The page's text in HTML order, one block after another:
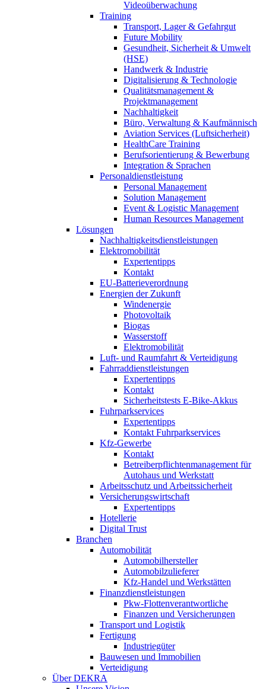
Videoüberwachung
Training
Transport, Lager & Gefahrgut
Future Mobility
Gesundheit, Sicherheit & Umwelt
(HSE)
Handwerk & Industrie
Digitalisierung & Technologie
Qualitätsmanagement &
Projektmanagement
Nachhaltigkeit
Büro, Verwaltung & Kaufmännisch
Aviation Services (Luftsicherheit)
HealthCare Training
Berufsorientierung & Bewerbung
Integration & Sprachen
Personaldienstleistung
Personal Management
Solution Management
Event & Logistic Management
Human Resources Management
Lösungen
Nachhaltigkeitsdienstleistungen
Elektromobilität
Expertentipps
Kontakt
EU-Batterieverordnung
Energien der Zukunft
Windenergie
Photovoltaik
Biogas
Wasserstoff
Elektromobilität
Luft- und Raumfahrt & Verteidigung
Fahrraddienstleistungen
Expertentipps
Kontakt
Sicherheitstests E-Bike-Akkus
Fuhrparkservices
Expertentipps
Kontakt Fuhrparkservices
Kfz-Gewerbe
Kontakt
Betreiberpflichtenmanagement für
Autohaus und Werkstatt
Arbeitsschutz und Arbeitssicherheit
Versicherungswirtschaft
Expertentipps
Hotellerie
Digital Trust
Branchen
Automobilität
Automobilhersteller
Automobilzulieferer
Kfz-Handel und Werkstätten
Finanzdienstleistungen
Pkw‑Flottenverantwortliche
Finanzen und Versicherungen
Transport und Logistik
Fertigung
Industriegüter
Bauwesen und Immobilien
Verteidigung
Über DEKRA